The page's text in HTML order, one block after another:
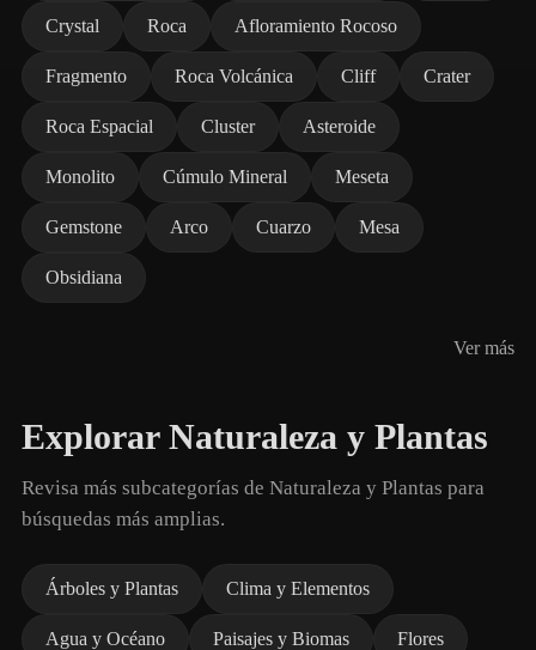
Crystal Roca Afloramiento Rocoso
Fragmento Roca Volcánica Cliff Crater
Roca Espacial Cluster Asteroide
Monolito Cúmulo Mineral Meseta
Gemstone Arco Cuarzo Mesa
Obsidiana
Ver más
Explorar Naturaleza y Plantas
Revisa más subcategorías de Naturaleza y Plantas para
búsquedas más amplias.
Árboles y Plantas Clima y Elementos
Agua y Océano Paisajes y Biomas Flores